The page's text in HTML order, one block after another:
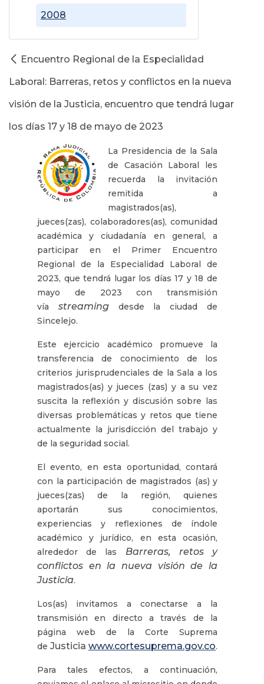
2008
Encuentro Regional de la Especialidad
Laboral: Barreras, retos y conflictos en la nueva
visión de la Justicia, encuentro que tendrá lugar
los días 17 y 18 de mayo de 2023
La Presidencia de la Sala
de Casación Laboral les
recuerda la invitación
remitida a
magistrados(as),
jueces(zas), colaboradores(as), comunidad
académica y ciudadanía en general, a
participar en el Primer Encuentro
Regional de la Especialidad Laboral de
2023, que tendrá lugar los días 17 y 18 de
mayo de 2023 con transmisión
vía streaming desde la ciudad de
Sincelejo.
Este ejercicio académico promueve la
transferencia de conocimiento de los
criterios jurisprudenciales de la Sala a los
magistrados(as) y jueces (zas) y a su vez
suscita la reflexión y discusión sobre las
diversas problemáticas y retos que tiene
actualmente la jurisdicción del trabajo y
de la seguridad social.
El evento, en esta oportunidad, contará
con la participación de magistrados (as) y
jueces(zas) de la región, quienes
aportarán sus conocimientos,
experiencias y reflexiones de índole
académico y jurídico, en esta ocasión,
alrededor de las Barreras, retos y
conflictos en la nueva visión de la
Justicia.
Los(as) invitamos a conectarse a la
transmisión en directo a través de la
página web de la Corte Suprema
de Justicia www.cortesuprema.gov.co.
Para tales efectos, a continuación,